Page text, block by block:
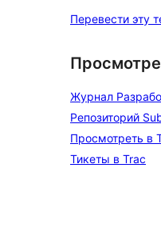
Перевести эту
Журнал
Репозиторий
Просмотреть в
Тикеты в Trac